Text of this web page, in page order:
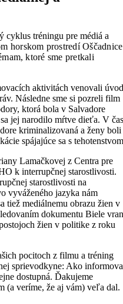
cyklus tréningu pre médiá a
horskom prostredí Oščadnice
ktoré sme pretkali
aktivitách venovali
Následne sme si pozreli film
ktorá bola v Salvadore
jej narodilo mŕtve dieťa. V
kriminalizovaná a ženy boli
spájajúce sa s
Lamačkovej z Centra pre
k interrupčnej starostlivosti.
starostlivosti na
vyváženého jazyka nám
tiež mediálnemu obrazu žien v
dokumentu Biele
žien v politike z roku
pocitoch z filmu a tréning
sprievodkyne: Ako
dostupná. Ďakujeme
(a veríme, že aj vám) veľa dal.